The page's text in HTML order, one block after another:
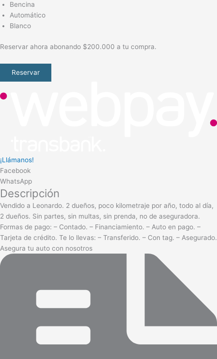
Bencina
Automático
Blanco
Reservar ahora abonando $200.000 a tu compra.
¡Llámanos!
Facebook
WhatsApp
Descripción
Vendido a Leonardo. 2 dueños, poco kilometraje por año, todo al día,
2 dueños. Sin partes, sin multas, sin prenda, no de aseguradora.
Formas de pago: – Contado. – Financiamiento. – Auto en pago. –
Tarjeta de crédito. Te lo llevas: – Transferido. – Con tag. – Asegurado.
Asegura tu auto con nosotros